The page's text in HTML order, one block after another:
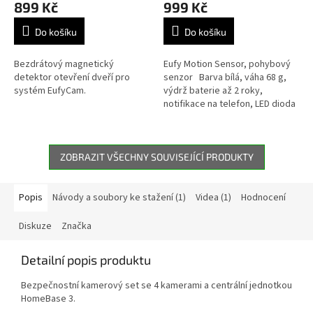
899 Kč
Do košíku
Bezdrátový magnetický
detektor otevření dveří pro
systém EufyCam.
999 Kč
Do košíku
Eufy Motion Sensor, pohybový
senzor Barva bílá, váha 68 g,
výdrž baterie až 2 roky,
notifikace na telefon, LED dioda
ZOBRAZIT VŠECHNY SOUVISEJÍCÍ PRODUKTY
Popis Návody a soubory ke stažení (1) Videa (1) Hodnocení
Diskuze Značka
Detailní popis produktu
Bezpečnostní kamerový set se 4 kamerami a centrální jednotkou
HomeBase 3.